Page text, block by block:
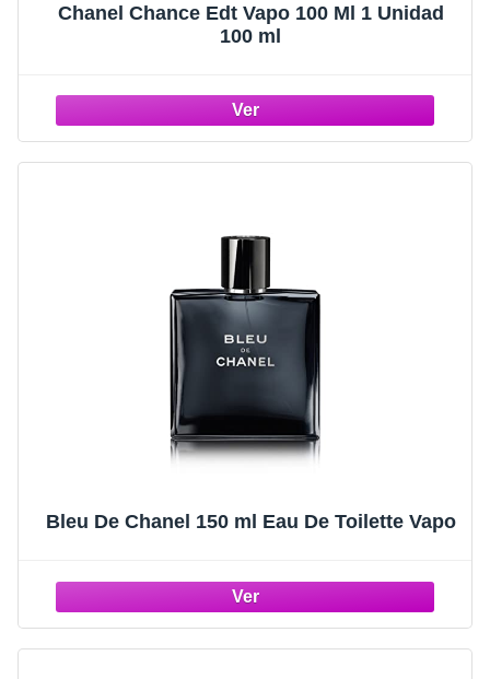
Chanel Chance Edt Vapo 100 Ml 1 Unidad
100 ml
Bleu De Chanel 150 ml Eau De Toilette Vapo